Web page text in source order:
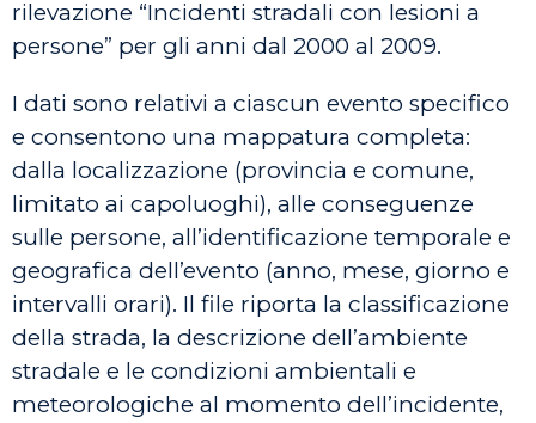
rilevazione “Incidenti stradali con lesioni a
persone” per gli anni dal 2000 al 2009.
I dati sono relativi a ciascun evento specifico
e consentono una mappatura completa:
dalla localizzazione (provincia e comune,
limitato ai capoluoghi), alle conseguenze
sulle persone, all’identificazione temporale e
geografica dell’evento (anno, mese, giorno e
intervalli orari). Il file riporta la classificazione
della strada, la descrizione dell’ambiente
stradale e le condizioni ambientali e
meteorologiche al momento dell’incidente,